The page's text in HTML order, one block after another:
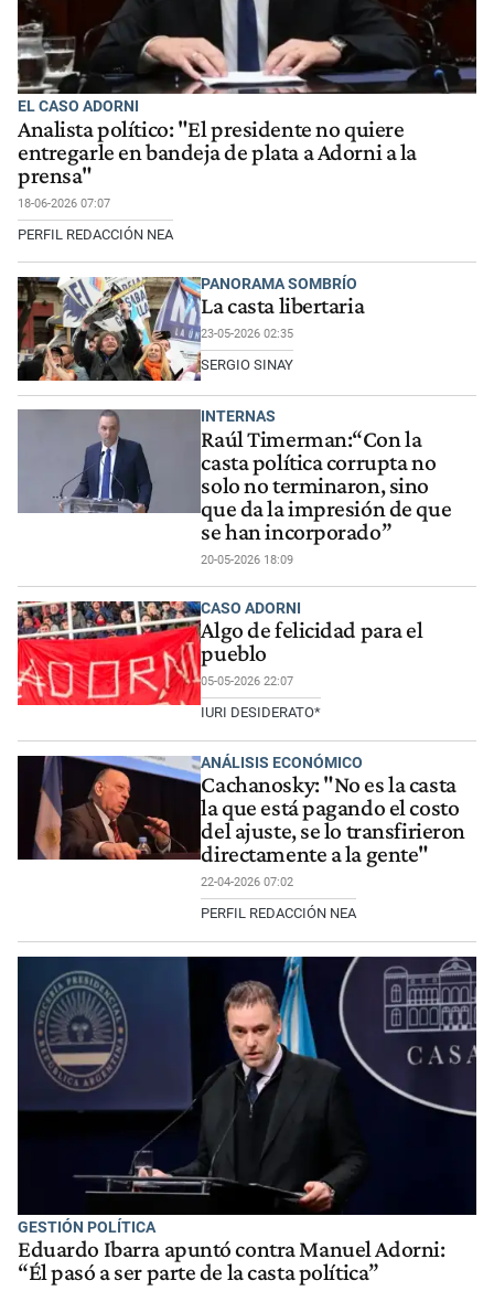
EL CASO ADORNI
Analista político: "El presidente no quiere
entregarle en bandeja de plata a Adorni a la
prensa"
18-06-2026 07:07
PERFIL REDACCIÓN NEA
PANORAMA SOMBRÍO
La casta libertaria
23-05-2026 02:35
SERGIO SINAY
INTERNAS
Raúl Timerman:“Con la
casta política corrupta no
solo no terminaron, sino
que da la impresión de que
se han incorporado”
20-05-2026 18:09
CASO ADORNI
Algo de felicidad para el
pueblo
05-05-2026 22:07
IURI DESIDERATO*
ANÁLISIS ECONÓMICO
Cachanosky: "No es la casta
la que está pagando el costo
del ajuste, se lo transfirieron
directamente a la gente"
22-04-2026 07:02
PERFIL REDACCIÓN NEA
GESTIÓN POLÍTICA
Eduardo Ibarra apuntó contra Manuel Adorni:
“Él pasó a ser parte de la casta política”